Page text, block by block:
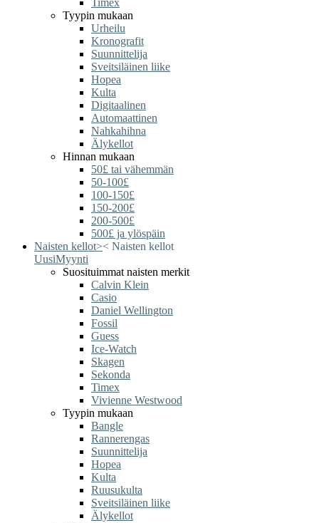
Timex
Tyypin mukaan
Urheilu
Kronografit
Suunnittelija
Sveitsiläinen liike
Hopea
Kulta
Digitaalinen
Automaattinen
Nahkahihna
Älykellot
Hinnan mukaan
50£ tai vähemmän
50-100£
100-150£
150-200£
200-500£
500£ ja ylöspäin
Naisten kellot>< Naisten kellot
UusiMyynti
Suosituimmat naisten merkit
Calvin Klein
Casio
Daniel Wellington
Fossil
Guess
Ice-Watch
Skagen
Sekonda
Timex
Vivienne Westwood
Tyypin mukaan
Bangle
Rannerengas
Suunnittelija
Hopea
Kulta
Ruusukulta
Sveitsiläinen liike
Älykellot